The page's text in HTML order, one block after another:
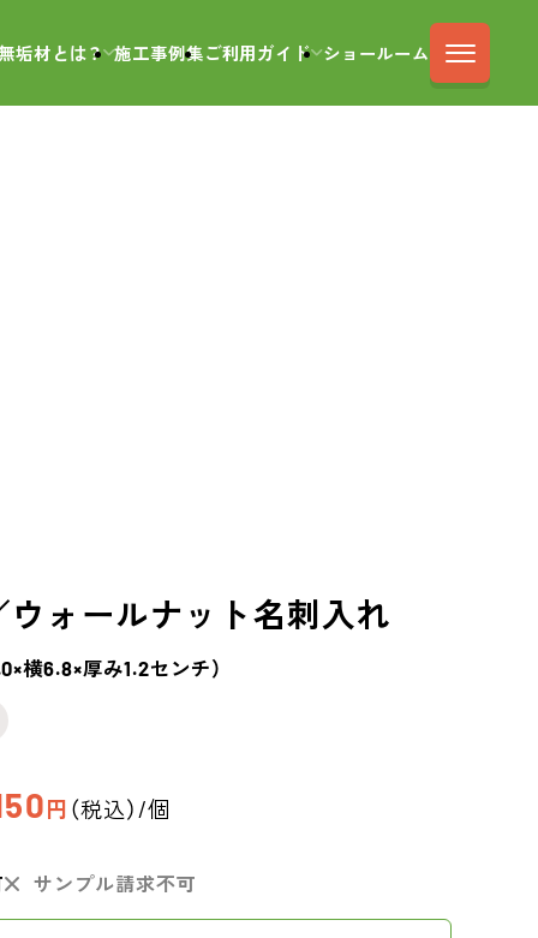
無垢材とは？ 施工事例集 ご利用ガイド ショールーム
ウォールナット 名刺入れ
横6.8×厚み1.2センチ）
円 （税込）/個
サンプル請求不可